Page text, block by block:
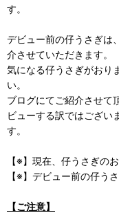
す。
デビュー前の仔うさぎは、
介させていただきます。
気になる仔うさぎがおり
い。
ブログにてご紹介させて
ビューする訳ではござい
す。
【※】現在、仔うさぎの
【※】デビュー前の仔う
【ご注意】